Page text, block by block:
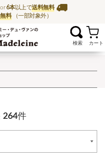
or6本以上で送料無料
料 （一部対象外）
ワイン通販ならワイ
お気に入
264件